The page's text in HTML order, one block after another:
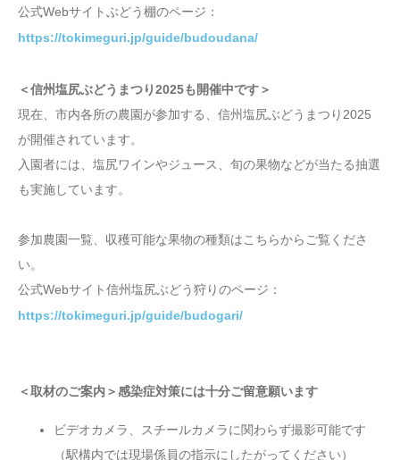
公式Webサイトぶどう棚のページ：
https://tokimeguri.jp/guide/budoudana/
＜信州塩尻ぶどうまつり2025も開催中です＞
現在、市内各所の農園が参加する、信州塩尻ぶどうまつり2025
が開催されています。
入園者には、塩尻ワインやジュース、旬の果物などが当たる抽選
も実施しています。
参加農園一覧、収穫可能な果物の種類はこちらからご覧くださ
い。
公式Webサイト信州塩尻ぶどう狩りのページ：
https://tokimeguri.jp/guide/budogari/
＜取材のご案内＞感染症対策には十分ご留意願います
ビデオカメラ、スチールカメラに関わらず撮影可能です
（駅構内では現場係員の指示にしたがってください）